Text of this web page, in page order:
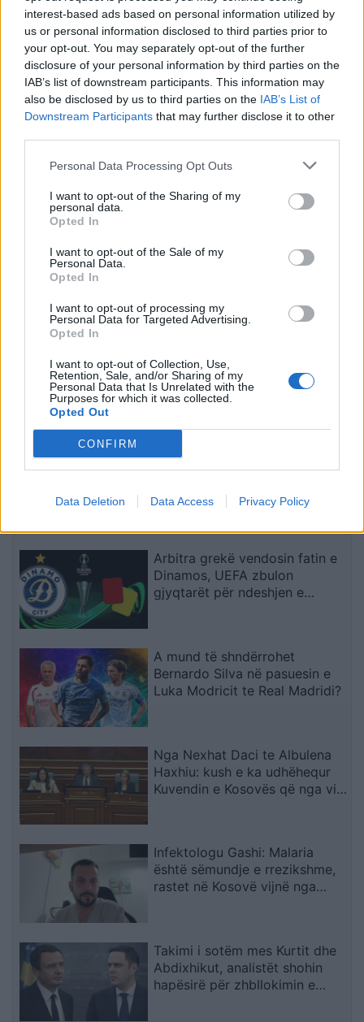
interest-based ads based on personal information utilized by
us or personal information disclosed to third parties prior to
your opt-out. You may separately opt-out of the further
disclosure of your personal information by third parties on the
IAB’s list of downstream participants. This information may
also be disclosed by us to third parties on the IAB’s List of
Downstream Participants that may further disclose it to other
Personal Data Processing Opt Outs
I want to opt-out of the Sharing of my
personal data.
Opted In
I want to opt-out of the Sale of my
Personal Data.
Opted In
I want to opt-out of processing my
Personal Data for Targeted Advertising.
Opted In
I want to opt-out of Collection, Use,
Retention, Sale, and/or Sharing of my
Personal Data that Is Unrelated with the
Purposes for which it was collected.
Opted Out
CONFIRM
Data Deletion Data Access Privacy Policy
Chelsea përgatit një valë
largimesh, 11 lojtarë në
listën e shitjeve
Calafiori: Arsenali ka
nevojë për futbollistë të
nivelit të Viniciusit dhe
Guimaraesit
FSHF tërheq mbështetjen
për një mandat të ri të
Gianni Infantinos në krye
të FIFA-s
Zyrtare: Yan Diomande
bëhet lojtari më i ri i Real
të fundit
Granit Xhaka bashkohet sërish
me Sunderlandin dhe u
drejtohet tifozëve me fjalë
Senati amerikan e shpall
shpërfillje të Kongresit pasi nuk
iu përgjigj pyetjeve mbi
pandeminë e Covid-19
Arbitra grekë vendosin fatin e
Dinamos, UEFA zbulon
gjyqtarët për ndeshjen e
A mund të shndërrohet
Bernardo Silva në pasuesin e
Luka Modricit te Real Madridi?
Nga Nexhat Daci te Albulena
Haxhiu: kush e ka udhëhequr
Kuvendin e Kosovës që nga viti
Infektologu Gashi: Malaria
është sëmundje e rrezikshme,
rastet në Kosovë vijnë nga
Takimi i sotëm mes Kurtit dhe
Abdixhikut, analistët shohin
hapësirë për zhbllokimin e